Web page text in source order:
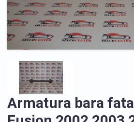
Armatura bara